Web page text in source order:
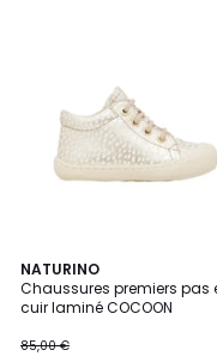
NATURINO
Chaussures premiers pas
cuir laminé COCOON
85,00 €